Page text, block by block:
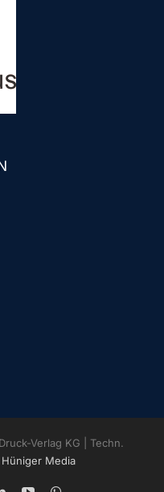
Verlag KG | Techn.
Hüniger Media